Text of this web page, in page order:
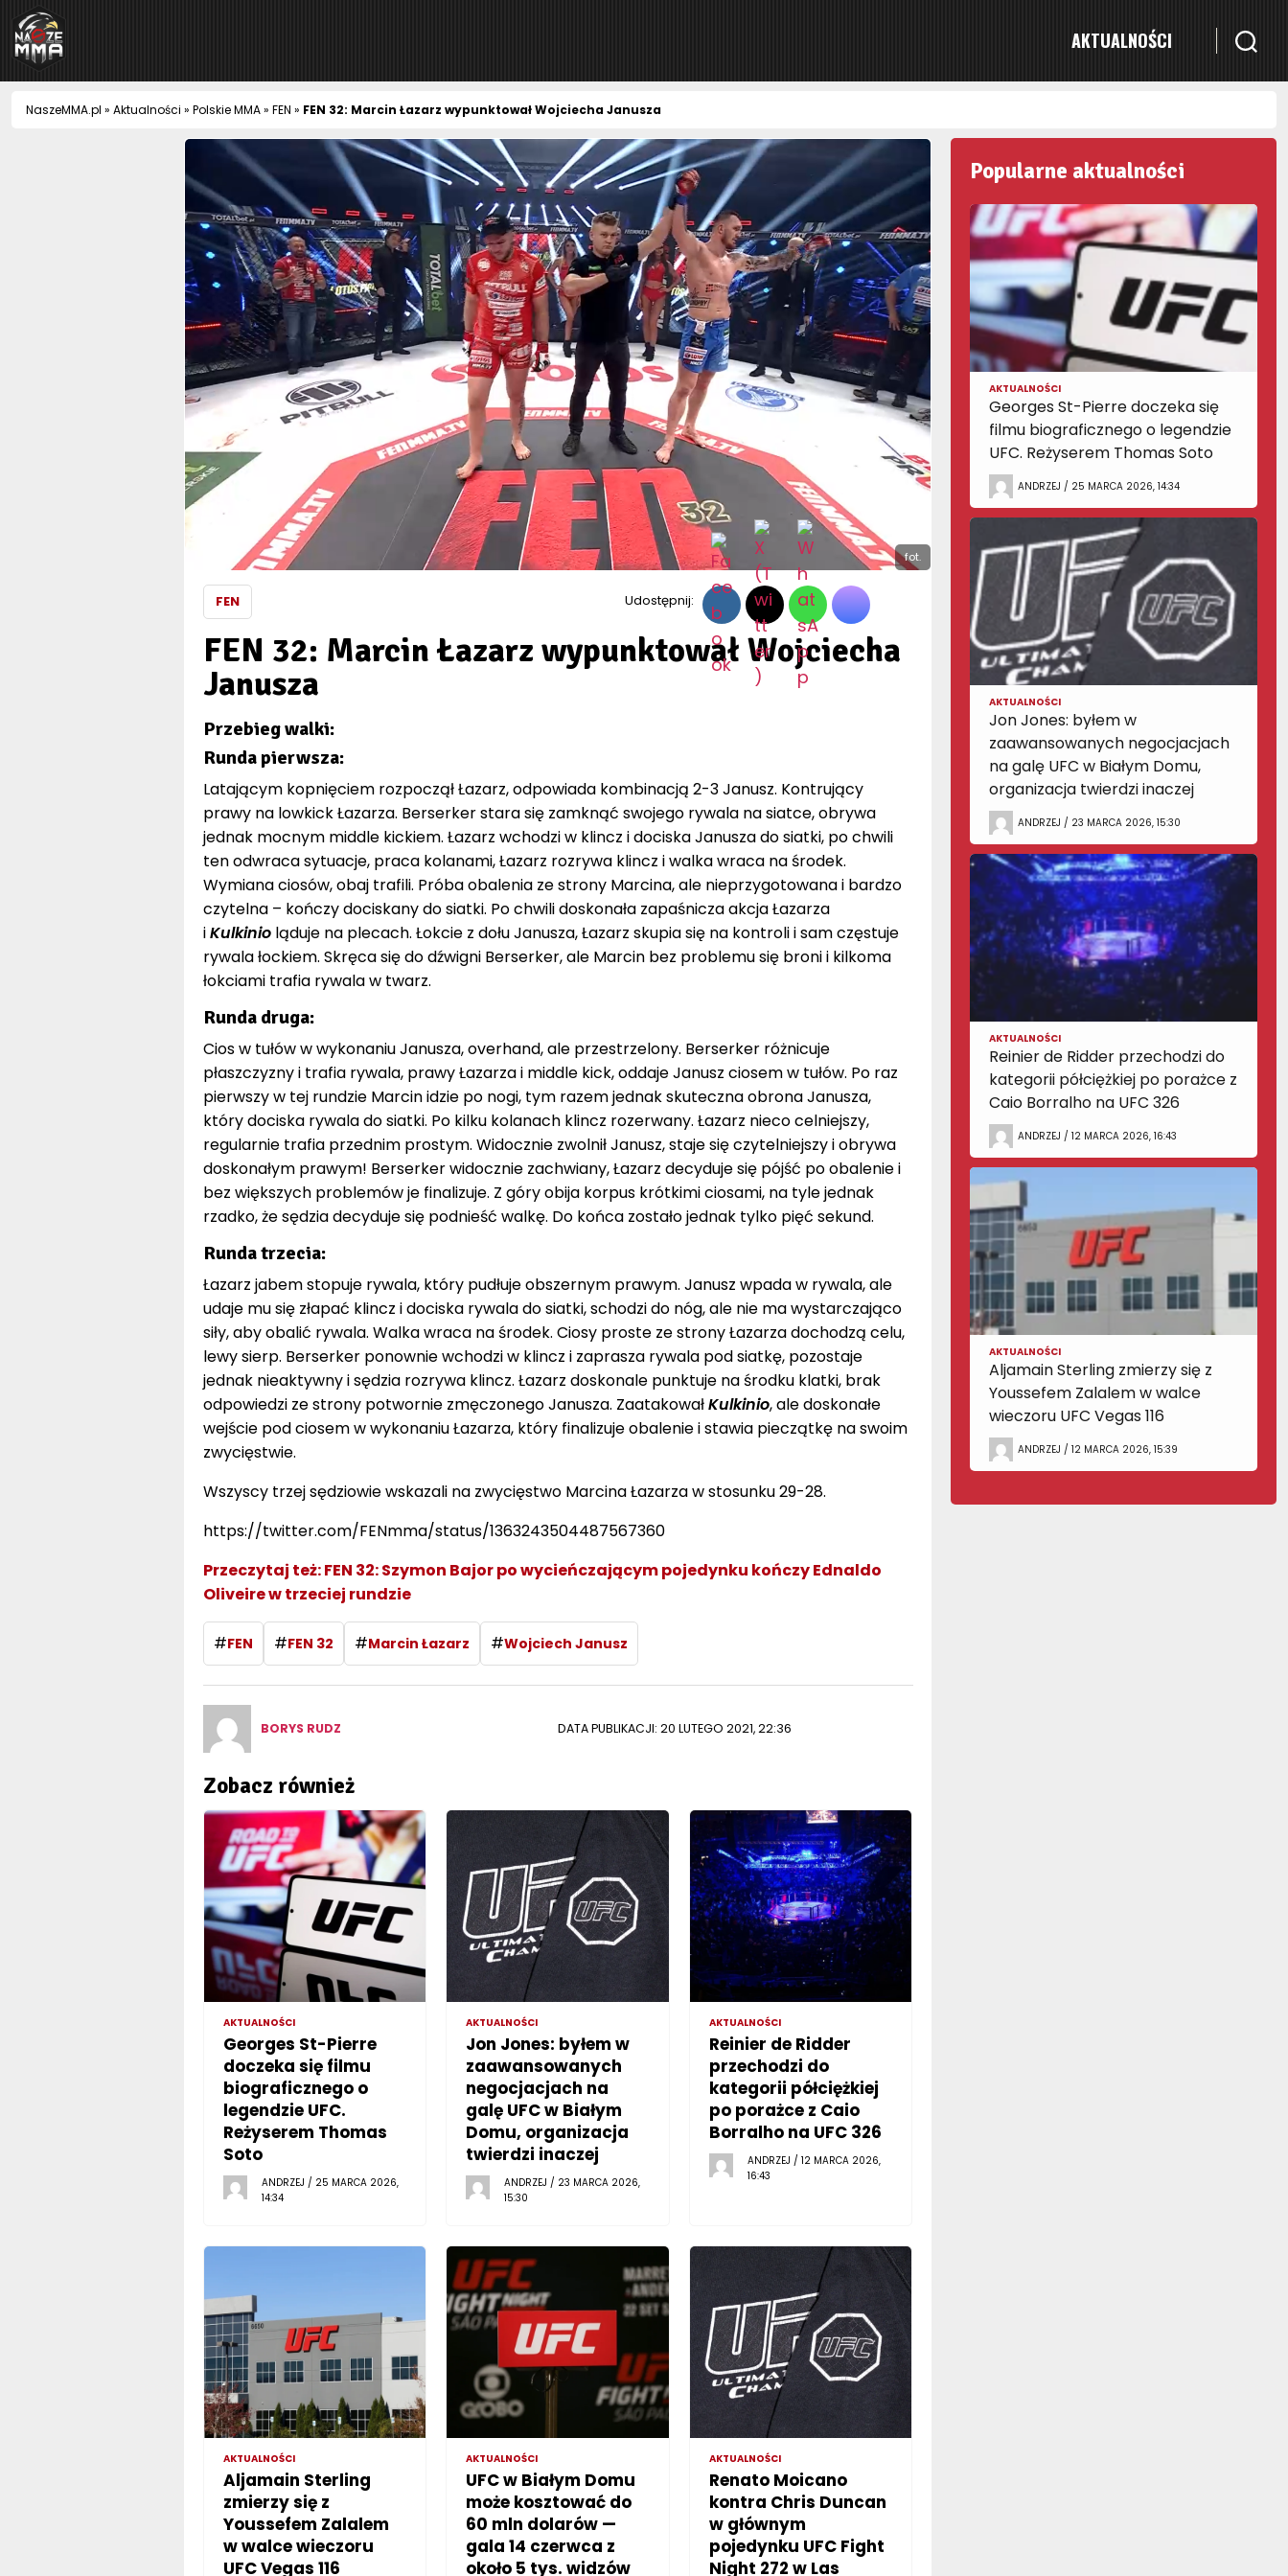
NaszeMMA
AKTUALNOŚCI
NaszeMMA.pl » Aktualności » Polskie MMA» FEN » FEN 32: Marcin Łazarz wypunktował Wojciecha Janusza
fot.
FEN Udostępnij:
FEN 32: Marcin Łazarz wypunktował Wojciecha
Janusza
Przebieg walki:
Runda pierwsza:
Latającym kopnięciem rozpoczął Łazarz, odpowiada kombinacją 2-3 Janusz. Kontrujący
prawy na lowkick Łazarza. Berserker stara się zamknąć swojego rywala na siatce, obrywa
jednak mocnym middle kickiem. Łazarz wchodzi w klincz i dociska Janusza do siatki, po chwili
ten odwraca sytuacje, praca kolanami, Łazarz rozrywa klincz i walka wraca na środek.
Wymiana ciosów, obaj trafili. Próba obalenia ze strony Marcina, ale nieprzygotowana i bardzo
czytelna – kończy dociskany do siatki. Po chwili doskonała zapaśnicza akcja Łazarza
iKulkinio ląduje na plecach. Łokcie z dołu Janusza, Łazarz skupia się na kontroli i sam częstuje
rywala łockiem. Skręca się do dźwigni Berserker, ale Marcin bez problemu się broni i kilkoma
łokciami trafia rywala w twarz.
Runda druga:
Cios w tułów w wykonaniu Janusza, overhand, ale przestrzelony. Berserker różnicuje
płaszczyzny i trafia rywala, prawy Łazarza i middle kick, oddaje Janusz ciosem w tułów. Po raz
pierwszy w tej rundzie Marcin idzie po nogi, tym razem jednak skuteczna obrona Janusza,
który dociska rywala do siatki. Po kilku kolanach klincz rozerwany. Łazarz nieco celniejszy,
regularnie trafia przednim prostym. Widocznie zwolnił Janusz, staje się czytelniejszy i obrywa
doskonałym prawym! Berserker widocznie zachwiany, Łazarz decyduje się pójść po obalenie i
bez większych problemów je finalizuje. Z góry obija korpus krótkimi ciosami, na tyle jednak
rzadko, że sędzia decyduje się podnieść walkę. Do końca zostało jednak tylko pięć sekund.
Runda trzecia:
Łazarz jabem stopuje rywala, który pudłuje obszernym prawym. Janusz wpada w rywala, ale
udaje mu się złapać klincz i dociska rywala do siatki, schodzi do nóg, ale nie ma wystarczająco
siły, aby obalić rywala. Walka wraca na środek. Ciosy proste ze strony Łazarza dochodzą celu,
lewy sierp. Berserker ponownie wchodzi w klincz i zaprasza rywala pod siatkę, pozostaje
jednak nieaktywny i sędzia rozrywa klincz. Łazarz doskonale punktuje na środku klatki, brak
odpowiedzi ze strony potwornie zmęczonego Janusza. ZaatakowałKulkinio, ale doskonałe
wejście pod ciosem w wykonaniu Łazarza, który finalizuje obalenie i stawia pieczątkę na swoim
zwycięstwie.
Wszyscy trzej sędziowie wskazali na zwycięstwo Marcina Łazarza w stosunku 29-28.
https://twitter.com/FENmma/status/1363243504487567360
Przeczytaj też:FEN 32: Szymon Bajor po wycieńczającym pojedynku kończy Ednaldo
Oliveire w trzeciej rundzie
#FEN #FEN 32 #Marcin Łazarz #Wojciech Janusz
BORYS RUDZ DATA PUBLIKACJI: 20 LUTEGO 2021, 22:36
Zobacz również
AKTUALNOŚCI
Georges St-Pierre
doczeka się filmu
biograficznego o
legendzie UFC.
Reżyserem Thomas
Soto
ANDRZEJ / 25 MARCA 2026,
14:34
AKTUALNOŚCI
Jon Jones: byłem w
zaawansowanych
negocjacjach na
galę UFC w Białym
Domu, organizacja
twierdzi inaczej
ANDRZEJ / 23 MARCA 2026,
15:30
AKTUALNOŚCI
Reinier de Ridder
przechodzi do
kategorii półciężkiej
po porażce z Caio
Borralho na UFC 326
ANDRZEJ / 12 MARCA 2026,
16:43
AKTUALNOŚCI
Aljamain Sterling
zmierzy się z
Youssefem Zalalem
w walce wieczoru
UFC Vegas 116
AKTUALNOŚCI
UFC w Białym Domu
może kosztować do
60 mln dolarów —
gala 14 czerwca z
około 5 tys. widzów
AKTUALNOŚCI
Renato Moicano
kontra Chris Duncan
w głównym
pojedynku UFC Fight
Night 272 w Las
Popularne aktualności
AKTUALNOŚCI
Georges St-Pierre doczeka się
filmu biograficznego o legendzie
UFC. Reżyserem Thomas Soto
ANDRZEJ / 25 MARCA 2026, 14:34
AKTUALNOŚCI
Jon Jones: byłem w
zaawansowanych negocjacjach
na galę UFC w Białym Domu,
organizacja twierdzi inaczej
ANDRZEJ / 23 MARCA 2026, 15:30
AKTUALNOŚCI
Reinier de Ridder przechodzi do
kategorii półciężkiej po porażce z
Caio Borralho na UFC 326
ANDRZEJ / 12 MARCA 2026, 16:43
AKTUALNOŚCI
Aljamain Sterling zmierzy się z
Youssefem Zalalem w walce
wieczoru UFC Vegas 116
ANDRZEJ / 12 MARCA 2026, 15:39